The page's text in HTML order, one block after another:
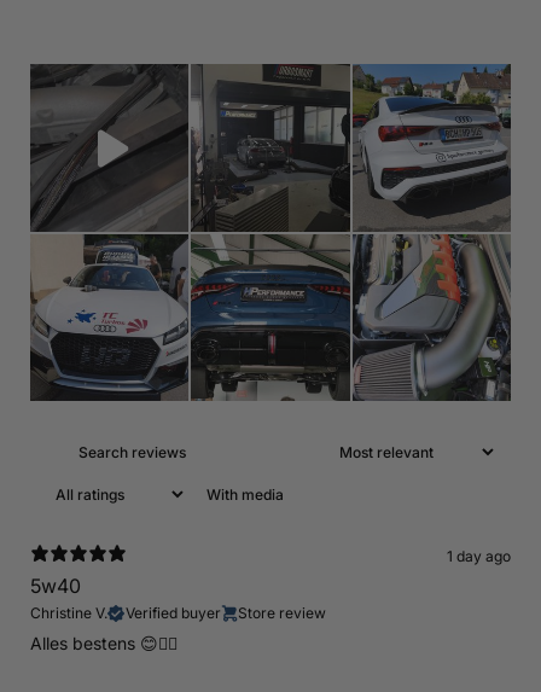
With media
1 day ago
5w40
Christine V. Verified buyer Store review
Alles bestens 😊👍🏻